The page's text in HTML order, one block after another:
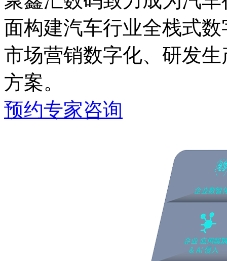
面构建汽车行业全栈式数字
市场营销数字化、研发
方案。
预约专家咨询